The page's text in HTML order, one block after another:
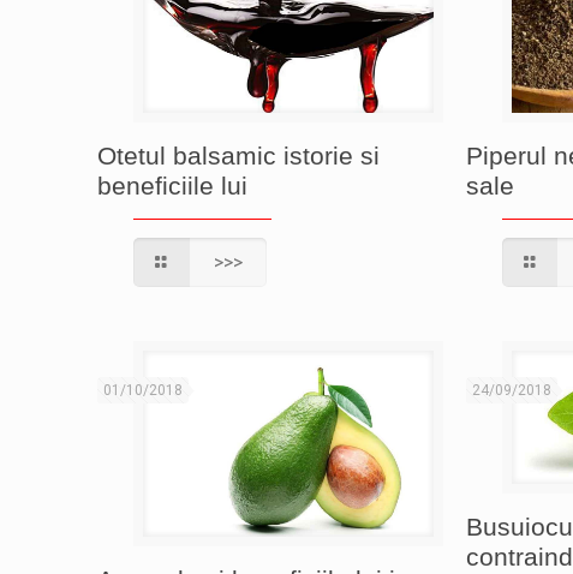
Otetul balsamic istorie si
beneficiile lui
>>>
Piperul
sale
01/10/2018 24/09/2018